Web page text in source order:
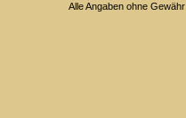
Alle Angaben ohne Gewähr